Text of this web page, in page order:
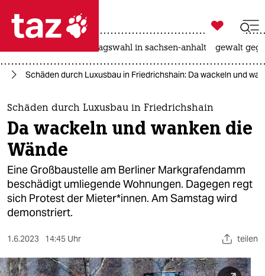
 taz zahl ich
taz zahl ich
themen
politik
öko
gesellschaft
kultur
sport
berlin

taz zahl ich
landtagswahl in sachsen-anhalt gewalt
Schäden durch Luxusbau in Friedrichshain: Da wackeln und
Schäden durch Luxusbau in Friedrichshain
Da wackeln und wanken die
Wände
Eine Großbaustelle am Berliner Markgrafendamm
beschädigt umliegende Wohnungen. Dagegen regt
sich Protest der Mieter*innen. Am Samstag wird
demonstriert.
1.6.2023 14:45 Uhr teilen